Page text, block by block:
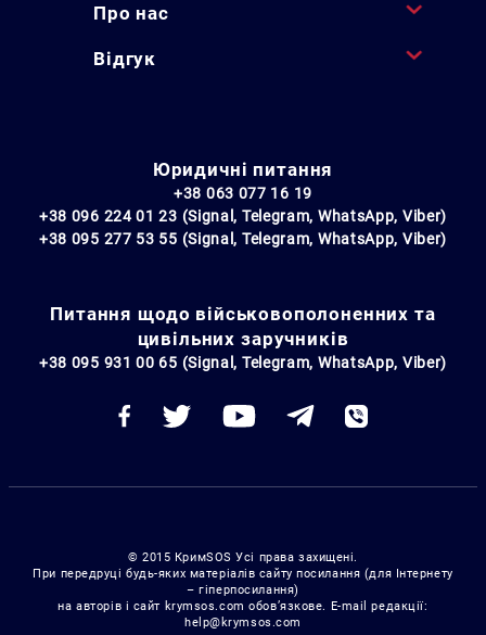
Про нас
Відгук
Юридичні питання
+38 063 077 16 19
+38 096 224 01 23 (Signal, Telegram, WhatsApp, Viber)
+38 095 277 53 55 (Signal, Telegram, WhatsApp, Viber)
Питання щодо військовополоненних та
цивільних заручників
+38 095 931 00 65 (Signal, Telegram, WhatsApp, Viber)
© 2015 КримSOS Усі права захищені.
При передруці будь-яких матеріалів сайту посилання (для Інтернету
– гіперпосилання)
на авторів і сайт krymsos.com обов’язкове. E-mail редакції:
help@krymsos.com